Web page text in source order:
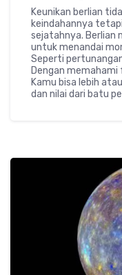
Keunikan berlian
keindahannya
sejatahnya. Berlian
untuk menandai
Seperti
Dengan
Kamu bisa lebih
dan nilai dari batu